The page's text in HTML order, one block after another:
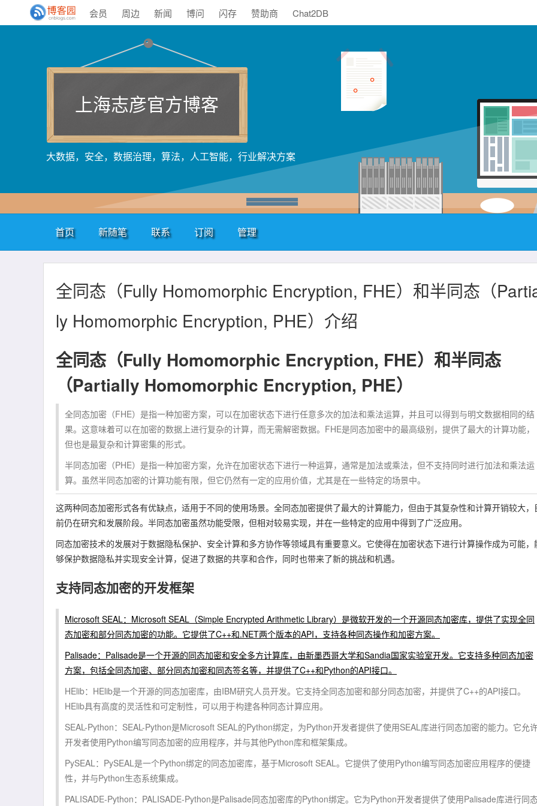
会员 周边 新闻 博问 闪存 赞助商 Chat2DB
上海志彦官方博客
大数据，安全，数据治理，算法，人工智能，行业解决方案
首页 新随笔 联系 订阅 管理
全同态（Fully Homomorphic Encryption, FHE）和半同态（
ly Homomorphic Encryption, PHE）介绍
全同态（Fully Homomorphic Encryption, FHE）和半同态
（Partially Homomorphic Encryption, PHE）
全同态加密（FHE）是指一种加密方案，可以在加密状态下进行任意多次的加法和乘法运算，并且可以得到与明文数据相同的结
果。这意味着可以在加密的数据上进行复杂的计算，而无需解密数据。FHE是同态加密中的最高级别，提供了最大的计算功能，
但也是最复杂和计算密集的形式。
半同态加密（PHE）是指一种加密方案，允许在加密状态下进行一种运算，通常是加法或乘法，但不支持同时进行加法和乘法运
算。虽然半同态加密的计算功能有限，但它仍然有一定的应用价值，尤其是在一些特定的场景中。
这两种同态加密形式各有优缺点，适用于不同的使用场景。全同态加密提供了最大的计算能力，但由于其复杂性和计算开销较大，
前仍在研究和发展阶段。半同态加密虽然功能受限，但相对较易实现，并在一些特定的应用中得到了广泛应用。
同态加密技术的发展对于数据隐私保护、安全计算和多方协作等领域具有重要意义。它使得在加密状态下进行计算操作成为可能，
够保护数据隐私并实现安全计算，促进了数据的共享和合作，同时也带来了新的挑战和机遇。
支持同态加密的开发框架
Microsoft SEAL：Microsoft SEAL（Simple Encrypted Arithmetic Library）是微软开发的一个开源同态加密库，提供了实现全同
态加密和部分同态加密的功能。它提供了C++和.NET两个版本的API，支持各种同态操作和加密方案。
Palisade：Palisade是一个开源的同态加密和安全多方计算库，由新墨西哥大学和Sandia国家实验室开发。它支持多种同态加密
方案，包括全同态加密、部分同态加密和同态签名等，并提供了C++和Python的API接口。
HElib：HElib是一个开源的同态加密库，由IBM研究人员开发。它支持全同态加密和部分同态加密，并提供了C++的API接口。
HElib具有高度的灵活性和可定制性，可以用于构建各种同态计算应用。
SEAL-Python：SEAL-Python是Microsoft SEAL的Python绑定，为Python开发者提供了使用SEAL库进行同态加密的能力。它允
开发者使用Python编写同态加密的应用程序，并与其他Python库和框架集成。
PySEAL：PySEAL是一个Python绑定的同态加密库，基于Microsoft SEAL。它提供了使用Python编写同态加密应用程序的便捷
性，并与Python生态系统集成。
PALISADE-Python：PALISADE-Python是Palisade同态加密库的Python绑定。它为Python开发者提供了使用Palisade库进行同